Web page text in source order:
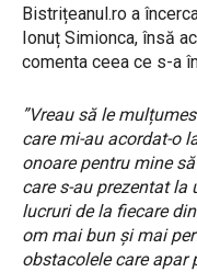
Bistrițeanul.ro a
Ionuț Simionca, însă
comenta ceea ce s-a
”Vreau să le
care mi-au acordat-o
onoare pentru mine
care s-au prezentat
lucruri de la fiecare
om mai bun și mai
obstacolele care apar